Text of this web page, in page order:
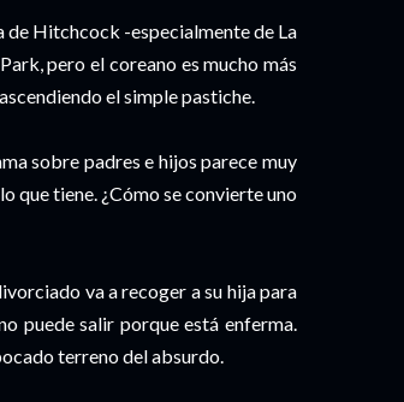
de Hitchcock -especialmente de La
pero el coreano es mucho más
el simple pastiche.
sobre padres e hijos parece muy
que tiene. ¿Cómo se convierte uno
va a recoger a su hija para
puede salir porque está enferma.
terreno del absurdo.